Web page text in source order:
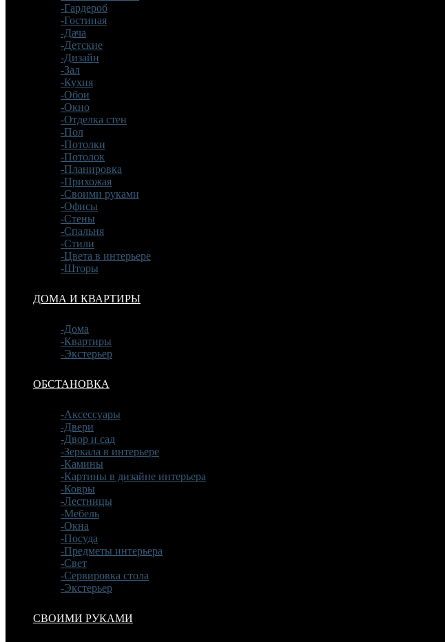
-Гардероб
-Гостиная
-Дача
-Детские
-Дизайн
-Зал
-Кухня
-Обои
-Окно
-Отделка стен
-Пол
-Потолки
-Потолок
-Планировка
-Прихожая
-Своими руками
-Офисы
-Стены
-Спальня
-Стили
-Цвета в интерьере
-Шторы
ДОМА И КВАРТИРЫ
-Дома
-Квартиры
-Экстерьер
ОБСТАНОВКА
-Аксессуары
-Двери
-Двор и сад
-Зеркала в интерьере
-Камины
-Картины в дизайне интерьера
-Ковры
-Лестницы
-Мебель
-Окна
-Посуда
-Предметы интерьера
-Свет
-Сервировка стола
-Экстерьер
СВОИМИ РУКАМИ